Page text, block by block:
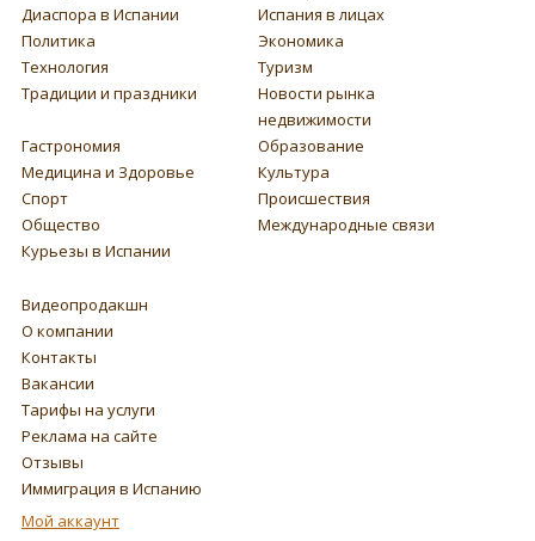
Диаспора в Испании
Испания в лицах
Политика
Экономика
Технология
Туризм
Традиции и праздники
Новости рынка
недвижимости
Гастрономия
Образование
Медицина и Здоровье
Культура
Спорт
Происшествия
Общество
Международные связи
Курьезы в Испании
Видеопродакшн
О компании
Контакты
Вакансии
Тарифы на услуги
Реклама на сайте
Отзывы
Иммиграция в Испанию
Мой аккаунт